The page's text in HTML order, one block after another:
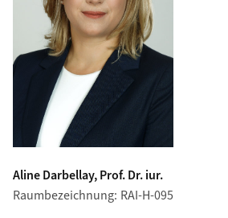
Aline Darbellay, Prof. Dr. iur.
Raumbezeichnung RAI-H-095